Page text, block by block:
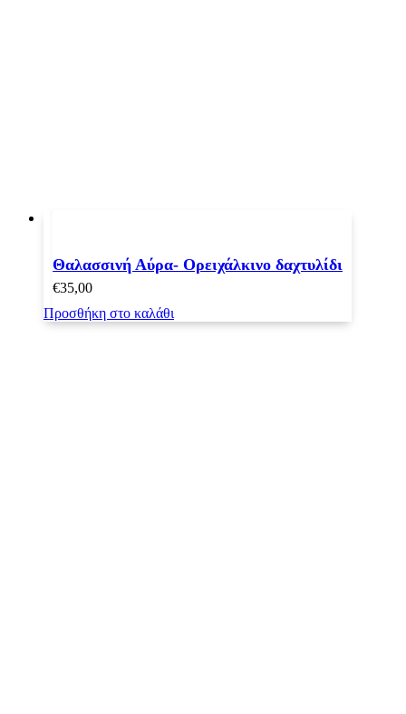
Θαλασσινή Αύρα- Ορειχάλκινο δαχτυλίδι
€35,00
Προσθήκη στο καλάθι